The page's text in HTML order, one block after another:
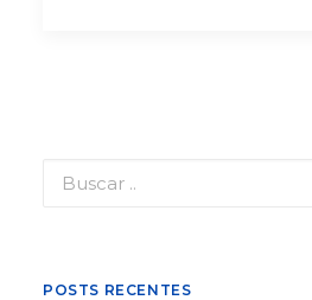
POSTS RECENTES